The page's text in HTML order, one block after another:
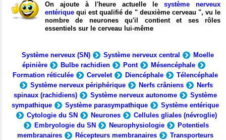
On ajoute à l'heure actuelle le système nerveux
entérique qui est qualifié de " deuxième cerveau ", vu le
nombre de neurones qu'il contient et ses rôles
essentiels sur le cerveau lui-même
Système nerveux (SN) Système nerveux central
Moelle
épinière
Bulbe rachidien Pont
Mésencéphale
Formation réticulée
Cervelet Diencéphale
Télencéphale
Système nerveux périphérique
Nerfs crâniens
Nerfs
spinaux (rachidiens)
Système nerveux autonome
Système
sympathique
Système parasympathique
Système entérique
Cytologie du SN
Neurones
Cellules gliales (névroglie)
Embryologie du SN
Neurophysiologie
Potentiels
membranaires
Récepteurs membranaires
Transporteurs